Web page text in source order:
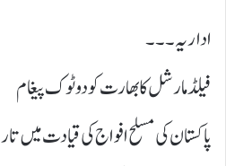
اداریہ۔۔۔
فیلڈ مارشل کا بھارت کو دوٹوک پیغام
پاکستان کی مسلح افواج کی قیادت میں